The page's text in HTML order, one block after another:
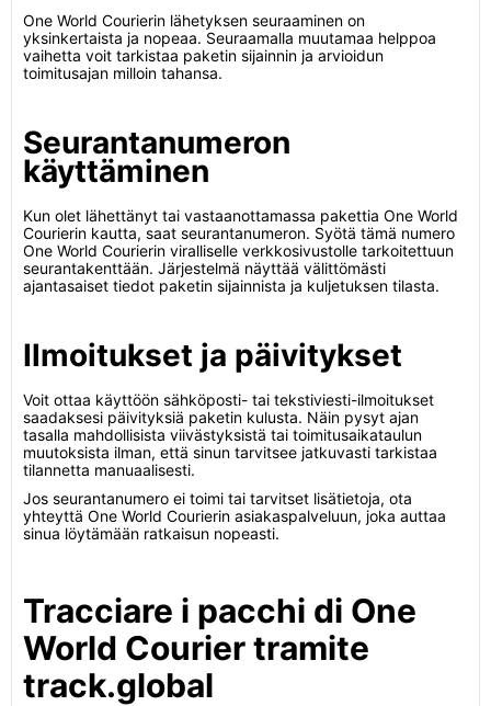
One World Courierin lähetyksen seuraaminen on
yksinkertaista ja nopeaa. Seuraamalla muutamaa helppoa
vaihetta voit tarkistaa paketin sijainnin ja arvioidun
toimitusajan milloin tahansa.
Seurantanumeron
käyttäminen
Kun olet lähettänyt tai vastaanottamassa pakettia One World
Courierin kautta, saat seurantanumeron. Syötä tämä numero
One World Courierin viralliselle verkkosivustolle tarkoitettuun
seurantakenttään. Järjestelmä näyttää välittömästi
ajantasaiset tiedot paketin sijainnista ja kuljetuksen tilasta.
Ilmoitukset ja päivitykset
Voit ottaa käyttöön sähköposti- tai tekstiviesti-ilmoitukset
saadaksesi päivityksiä paketin kulusta. Näin pysyt ajan
tasalla mahdollisista viivästyksistä tai toimitusaikataulun
muutoksista ilman, että sinun tarvitsee jatkuvasti tarkistaa
tilannetta manuaalisesti.
Jos seurantanumero ei toimi tai tarvitset lisätietoja, ota
yhteyttä One World Courierin asiakaspalveluun, joka auttaa
sinua löytämään ratkaisun nopeasti.
Tracciare i pacchi di One
World Courier tramite
track.global